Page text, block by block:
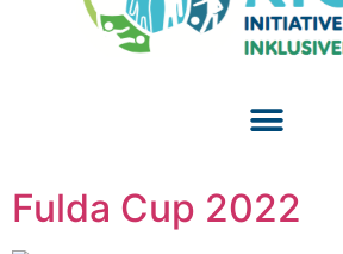
Fulda Cup 2022